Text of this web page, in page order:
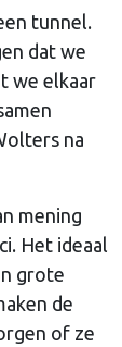
tunnel.
dat we
we elkaar
na
mening
Het ideaal
grote
de
of ze